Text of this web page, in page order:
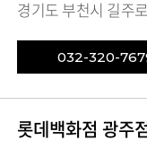
경기도 부천시 길주
032-320-
롯데백화점 광주